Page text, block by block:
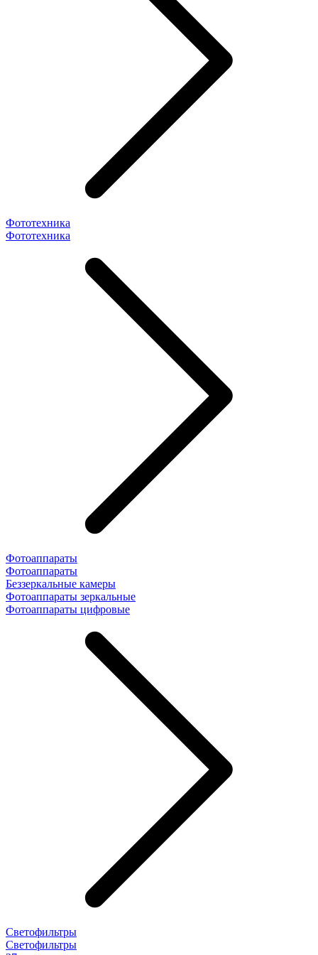
Фототехника
Фототехника
Фотоаппараты
Фотоаппараты
Беззеркальные камеры
Фотоаппараты зеркальные
Фотоаппараты цифровые
Светофильтры
Светофильтры